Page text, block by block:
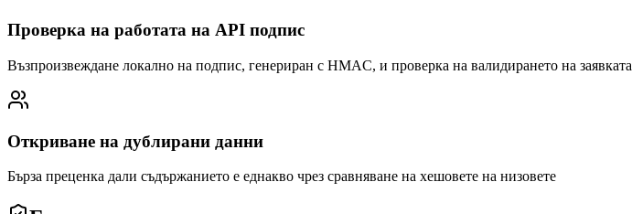
Проверка на работата на API подпис
Възпроизвеждане локално на подпис, генериран с HMAC, и проверка на валидирането на заявката
Откриване на дублирани данни
Бърза преценка дали съдържанието е еднакво чрез сравняване на хешовете на низовете